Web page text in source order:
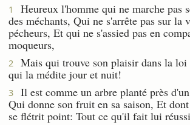
1
Heureux l'homme qui ne marche pas
des méchants, Qui ne s'arrête pas sur la
pécheurs, Et qui ne s'assied pas en
moqueurs,
2
Mais qui trouve son plaisir dans la
qui la médite jour et nuit!
3
Il est comme un arbre planté près
Qui donne son fruit en sa saison, Et
se flétrit point: Tout ce qu'il fait lui